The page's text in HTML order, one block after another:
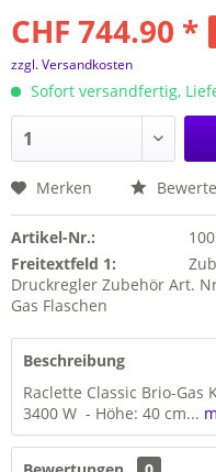
CHF 744.90 *
zzgl. Versandkosten
Sofort versandfertig,
Merken
Artikel-Nr.:
Freitextfeld 1:
Druckregler Zubehör Art.
Gas Flaschen
Beschreibung
Raclette Classic Brio-Gas
3400 W - Höhe: 40 cm...